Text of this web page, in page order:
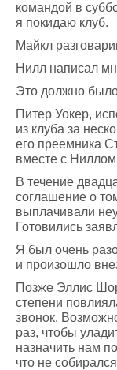
командой в
я покидаю клуб.
Майкл
Нилл написал
Это должно
Питер Уокер,
из клуба за
его преемника
вместе с
В течение
соглашение о
выплачивали
Готовились
Я был очень
и произошло
Позже Эллис
степени
звонок.
раз, чтобы
назначить нам
что не